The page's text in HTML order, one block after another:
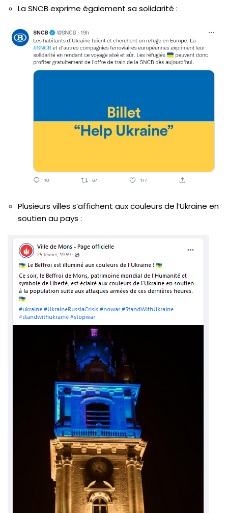
La SNCB exprime également sa solidarité :
Plusieurs villes s’affichent aux couleurs de l’Ukraine en
soutien au pays :